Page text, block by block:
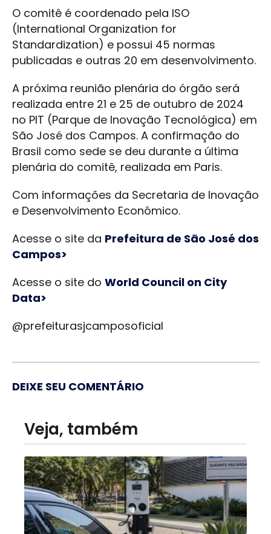
O comitê é coordenado pela ISO
(International Organization for
Standardization) e possui 45 normas
publicadas e outras 20 em desenvolvimento.
A próxima reunião plenária do órgão será
realizada entre 21 e 25 de outubro de 2024
no PIT (Parque de Inovação Tecnológica) em
São José dos Campos. A confirmação do
Brasil como sede se deu durante a última
plenária do comitê, realizada em Paris.
Com informações da Secretaria de Inovação
e Desenvolvimento Econômico.
Acesse o site da Prefeitura de São José dos
Campos>
Acesse o site do World Council on City
Data>
@prefeiturasjcamposoficial
DEIXE SEU COMENTÁRIO
Veja, também